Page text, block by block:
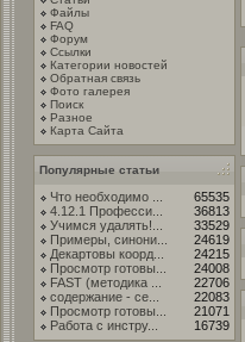
Файлы
FAQ
Форум
Ссылки
Категории новостей
Обратная связь
Фото галерея
Поиск
Разное
Карта Сайта
Популярные статьи
Что необходимо ...
65535
4.12.1 Професси...
36813
Учимся удалять!...
33529
Примеры, синони...
24619
Декартовы коорд...
24215
Просмотр готовы...
24008
FAST (методика ...
22706
содержание - се...
22083
Просмотр готовы...
21071
Работа с инстру...
16739